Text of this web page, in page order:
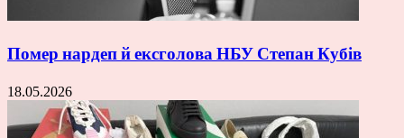
Помер нардеп й ексголова НБУ Степан Кубів
18.05.2026